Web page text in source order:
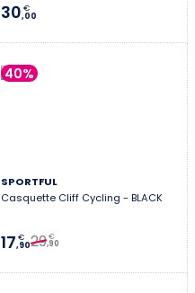
30,00
€
40%
SPORTFUL
Casquette Cliff Cycling - BLACK
17,90
€ 29,90
€